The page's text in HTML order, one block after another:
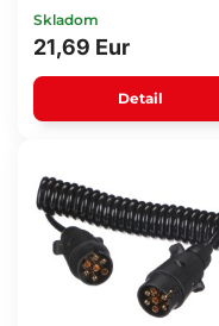
Skladom
21,69 Eur
Detail